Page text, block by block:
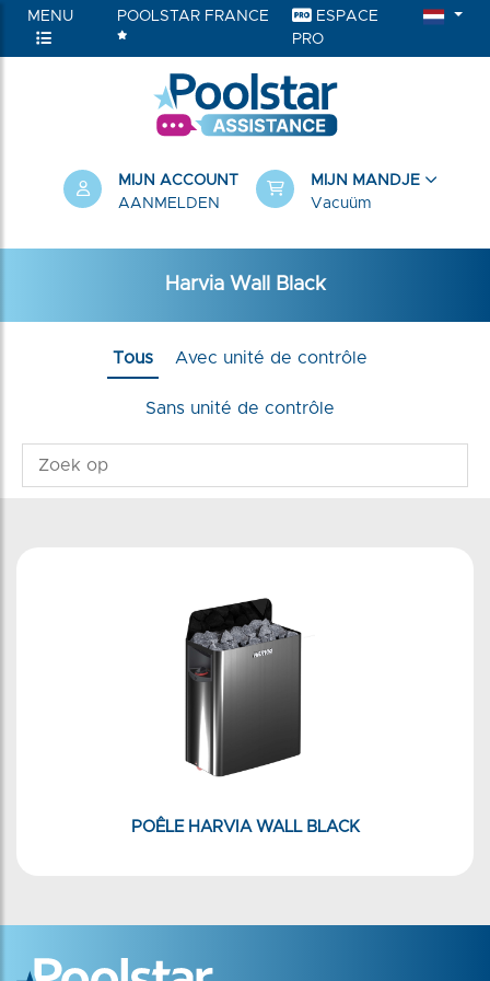
MENU POOLSTAR FRANCE
ESPACE
PRO
MIJN ACCOUNT
AANMELDEN
MIJN MANDJE
Vacuüm
Harvia Wall Black
Tous Avec unité de contrôle
Sans unité de contrôle
POÊLE HARVIA WALL BLACK